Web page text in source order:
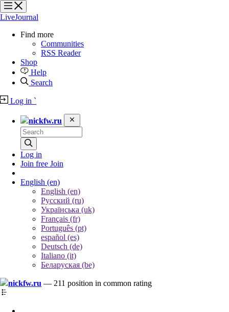
?
?
LiveJournal
Find more
Communities
RSS Reader
Shop
Help
Search
Log in `
nickfw.ru
Log in
Join free Join
English (en)
English (en)
Русский (ru)
Українська (uk)
Français (fr)
Português (pt)
español (es)
Deutsch (de)
Italiano (it)
Беларуская (be)
nickfw.ru — 211 position in common rating